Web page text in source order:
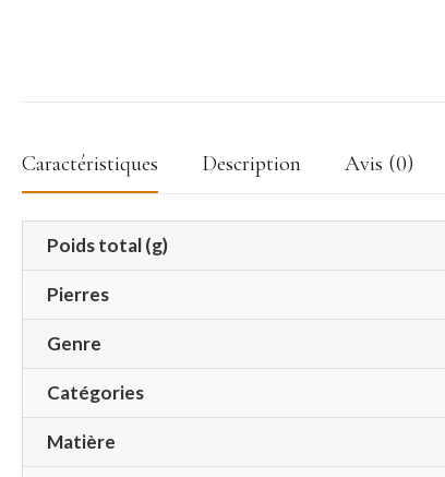
Caractéristiques Description Avis (0)
Poids total (g)
Pierres
Genre
Catégories
Matière